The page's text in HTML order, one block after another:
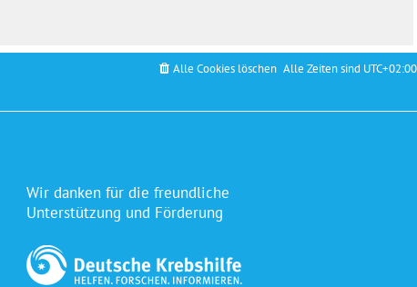
Alle Zeiten sind UTC+02:00
Alle Cookies löschen
Wir danken für die freundliche
Unterstützung und Förderung